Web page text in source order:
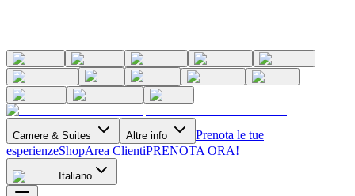
Camere & Suites Altre info
Prenota le tue
esperienzeShopArea ClientiPRENOTA ORA!
Italiano